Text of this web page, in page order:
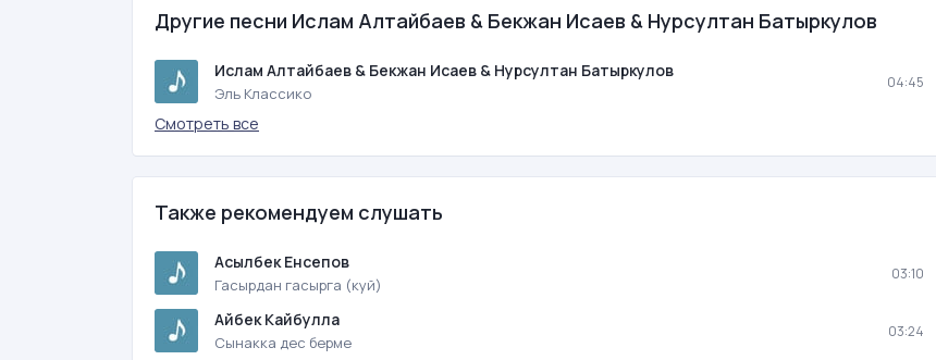
Другие песни Ислам Алтайбаев & Бекжан Исаев & Нурсултан Батыркулов
Ислам Алтайбаев & Бекжан Исаев & Нурсултан Батыркулов
Эль Классико
04:45
Смотреть все
Также рекомендуем слушать
Асылбек Енсепов
Гасырдан гасырга (куй)
03:10
Айбек Кайбулла
Сынакка дес берме
03:24